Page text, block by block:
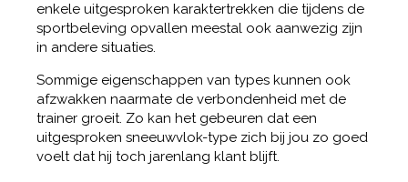
enkele uitgesproken karaktertrekken die tijdens de
sportbeleving opvallen meestal ook aanwezig zijn
in andere situaties.
Sommige eigenschappen van types kunnen ook
afzwakken naarmate de verbondenheid met de
trainer groeit. Zo kan het gebeuren dat een
uitgesproken sneeuwvlok-type zich bij jou zo goed
voelt dat hij toch jarenlang klant blijft.